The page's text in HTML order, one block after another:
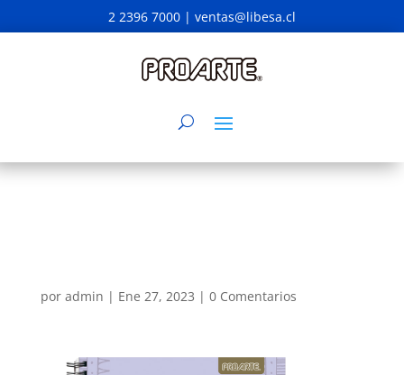
2 2396 7000 | ventas@libesa.cl
por admin | Ene 27, 2023 | 0 Comentarios